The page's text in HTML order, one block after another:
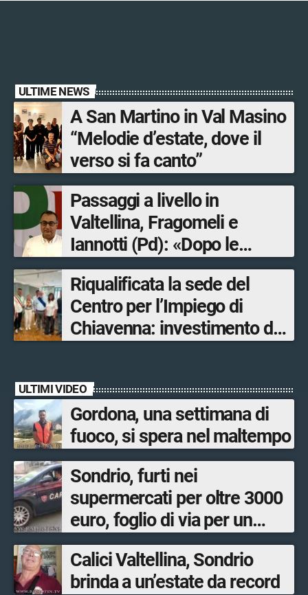
ULTIME NEWS
A San Martino in Val Masino
“Melodie d’estate, dove il
verso si fa canto”
Passaggi a livello in
Valtellina, Fragomeli e
Iannotti (Pd): «Dopo le
Olimpiadi solo un terzo delle
opere sostitutive sarà
ultimato entro il 2026»
Riqualificata la sede del
Centro per l’Impiego di
Chiavenna: investimento da
ULTIMI VIDEO
Gordona, una settimana di
fuoco, si spera nel maltempo
Sondrio, furti nei
supermercati per oltre 3000
euro, foglio di via per un
ventinovenne
Calici Valtellina, Sondrio
brinda a un’estate da record